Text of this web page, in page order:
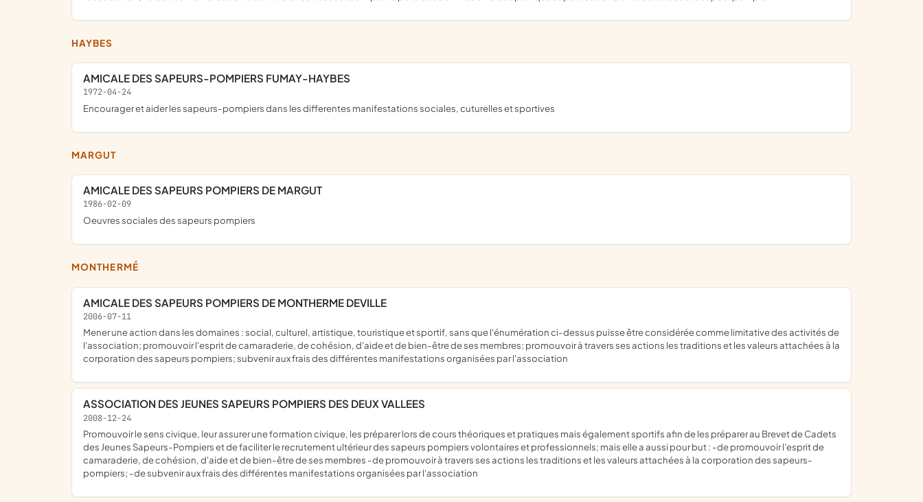
HAYBES
AMICALE DES SAPEURS-POMPIERS FUMAY-HAYBES
1972-04-24
encourager et aider les sapeurs-pompiers dans les differentes manifestations sociales, cuturelles et sportives
MARGUT
AMICALE DES SAPEURS POMPIERS DE MARGUT
1986-02-09
Oeuvres sociales des sapeurs pompiers
MONTHERMÉ
AMICALE DES SAPEURS POMPIERS DE MONTHERME DEVILLE
2006-07-11
mener une action dans les domaines : social, culturel, artistique, touristique et sportif, sans que l'énumération ci-dessus puisse être considérée comme limitative des activités de
l'association; promouvoir l'esprit de camaraderie, de cohésion, d'aide et de bien-être de ses membres; promouvoir à travers ses actions les traditions et les valeurs attachées à la
corporation des sapeurs pompiers; subvenir aux frais des différentes manifestations organisées par l'association
ASSOCIATION DES JEUNES SAPEURS POMPIERS DES DEUX VALLEES
2008-12-24
promouvoir le sens civique, leur assurer une formation civique, les préparer lors de cours théoriques et pratiques mais également sportifs afin de les préparer au Brevet de Cadets
des Jeunes Sapeurs-Pompiers et de faciliter le recrutement ultérieur des sapeurs pompiers volontaires et professionnels; mais elle a aussi pour but : -de promouvoir l'esprit de
camaraderie, de cohésion, d'aide et de bien-être de ses membres -de promouvoir à travers ses actions les traditions et les valeurs attachées à la corporation des sapeurs-
pompiers; -de subvenir aux frais des différentes manifestations organisées par l'association